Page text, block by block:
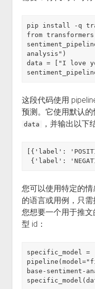
pip install -q
from
analysis")
data = ["I love
这段代码使用
预测。它使用默认
data ，并输出以下
[{'label':
{'label':
您可以使用特定的
的语言或用例，只
您想要一个用于推
型 id：
specific_model =
base-sentiment-